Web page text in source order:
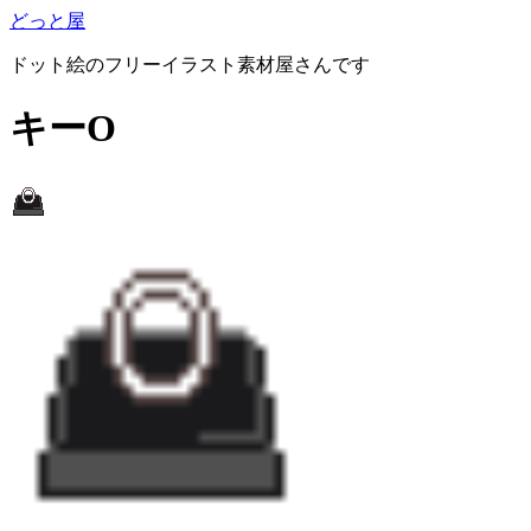
どっと屋
ドット絵のフリーイラスト素材屋さんです
キーO